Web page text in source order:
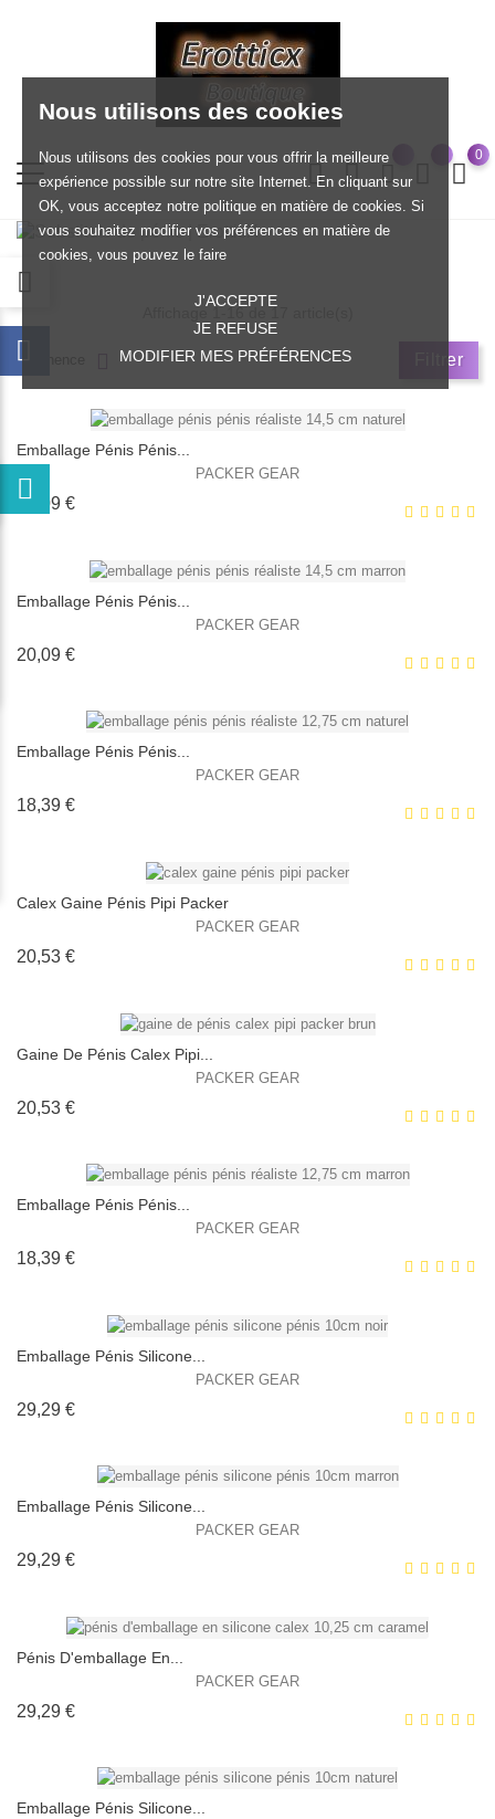
Nous utilisons des cookies
Nous utilisons des cookies pour vous offrir la meilleure
expérience possible sur notre site Internet. En cliquant sur
OK, vous acceptez notre politique en matière de cookies. Si
vous souhaitez modifier vos préférences en matière de
cookies, vous pouvez le faire
J'ACCEPTE
JE REFUSE
MODIFIER MES PRÉFÉRENCES
0
Pertinence Filtrer
Emballage Pénis Pénis...
PACKER GEAR
20,09 €Prix
Emballage Pénis Pénis...
PACKER GEAR
20,09 €Prix
Emballage Pénis Pénis...
PACKER GEAR
18,39 €Prix
Calex Gaine Pénis Pipi Packer
PACKER GEAR
20,53 €Prix
Gaine De Pénis Calex Pipi...
PACKER GEAR
20,53 €Prix
Emballage Pénis Pénis...
PACKER GEAR
18,39 €Prix
Emballage Pénis Silicone...
PACKER GEAR
29,29 €Prix
Emballage Pénis Silicone...
PACKER GEAR
29,29 €Prix
Pénis D'emballage En...
PACKER GEAR
29,29 €Prix
Emballage Pénis Silicone...